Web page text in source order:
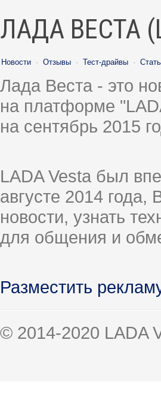
ЛАДА ВЕСТА
Новости · Отзывы · Тест-драйвы ·
Лада Веста - это
на платформе
на сентябрь 2015
LADA Vesta был
августе 2014
новости, узнать
для общения и
Разместить
© 2014-2020 LADA